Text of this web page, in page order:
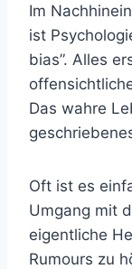
Im
ist
bias”. Alles
Das wahre
Oft ist es
Umgang mit
eigentliche
Rumours zu